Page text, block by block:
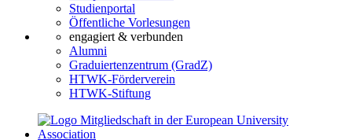
Studienportal
Öffentliche Vorlesungen
engagiert & verbunden
Alumni
Graduiertenzentrum (GradZ)
HTWK-Förderverein
HTWK-Stiftung